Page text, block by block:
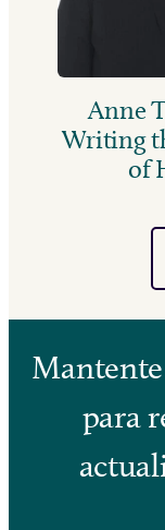
Anne
Writing
of
para